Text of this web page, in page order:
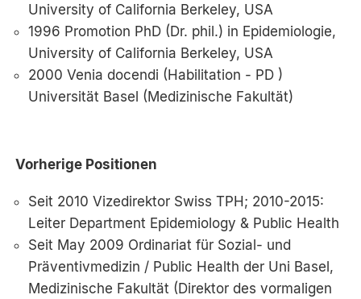
University of California Berkeley, USA
1996 Promotion PhD (Dr. phil.) in Epidemiologie,
University of California Berkeley, USA
2000 Venia docendi (Habilitation - PD )
Universität Basel (Medizinische Fakultät)
Vorherige Positionen
Seit 2010 Vizedirektor Swiss TPH; 2010-2015:
Leiter Department Epidemiology & Public Health
Seit May 2009 Ordinariat für Sozial- und
Präventivmedizin / Public Health der Uni Basel,
Medizinische Fakultät (Direktor des vormaligen